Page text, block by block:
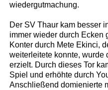
wiedergutmachung.
Der SV Thaur kam besser
immer wieder durch Ecken
Konter durch Mete Ekinci,
weiterleitete konnte, wurde
erzielt. Durch dieses Tor
Spiel und erhöhte durch
Anschließend domienierte